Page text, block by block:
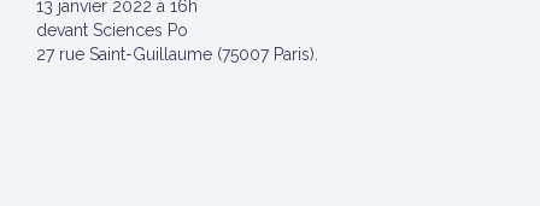
13 janvier 2022 à 16h
devant Sciences Po
27 rue Saint-Guillaume (75007 Paris).